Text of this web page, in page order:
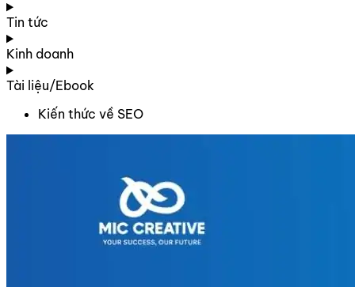
Tin tức
Kinh doanh
Tài liệu/Ebook
Kiến thức về SEO